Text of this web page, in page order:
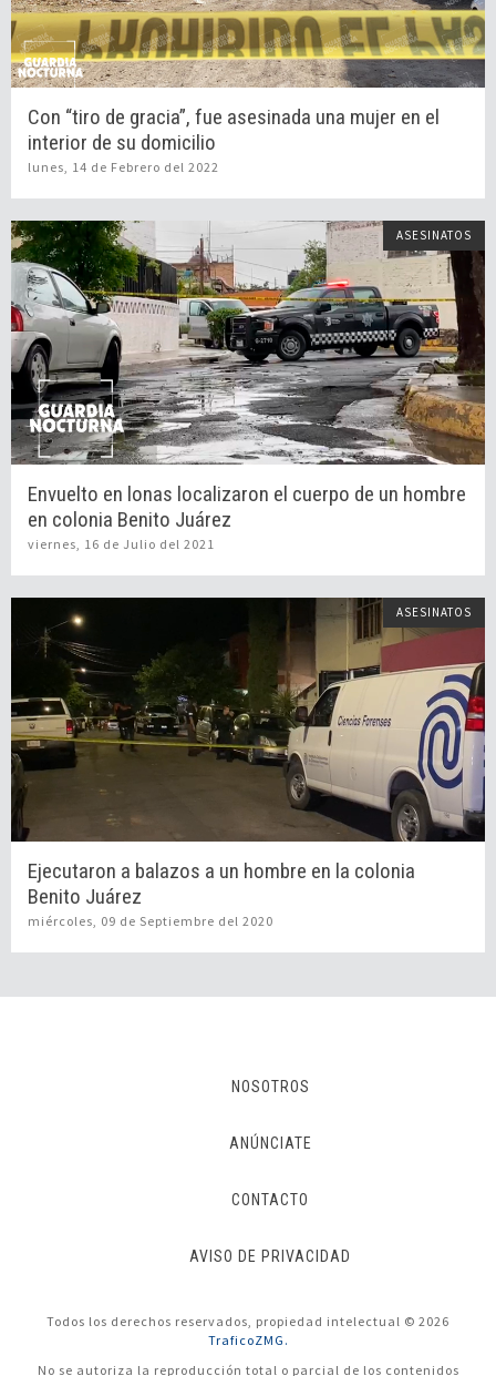
Con “tiro de gracia”, fue asesinada una mujer en el
interior de su domicilio
lunes, 14 de Febrero del 2022
ASESINATOS
Envuelto en lonas localizaron el cuerpo de un hombre
en colonia Benito Juárez
viernes, 16 de Julio del 2021
ASESINATOS
Ejecutaron a balazos a un hombre en la colonia
Benito Juárez
miércoles, 09 de Septiembre del 2020
NOSOTROS
ANÚNCIATE
CONTACTO
AVISO DE PRIVACIDAD
Todos los derechos reservados, propiedad intelectual © 2026
TraficoZMG.
No se autoriza la reproducción total o parcial de los contenidos